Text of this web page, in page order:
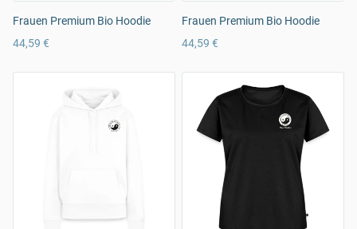
Frauen Premium Bio Hoodie
44,59 €
Frauen Premium Bio Hoodie
44,59 €